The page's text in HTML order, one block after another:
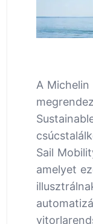
A
Sail
amelyet